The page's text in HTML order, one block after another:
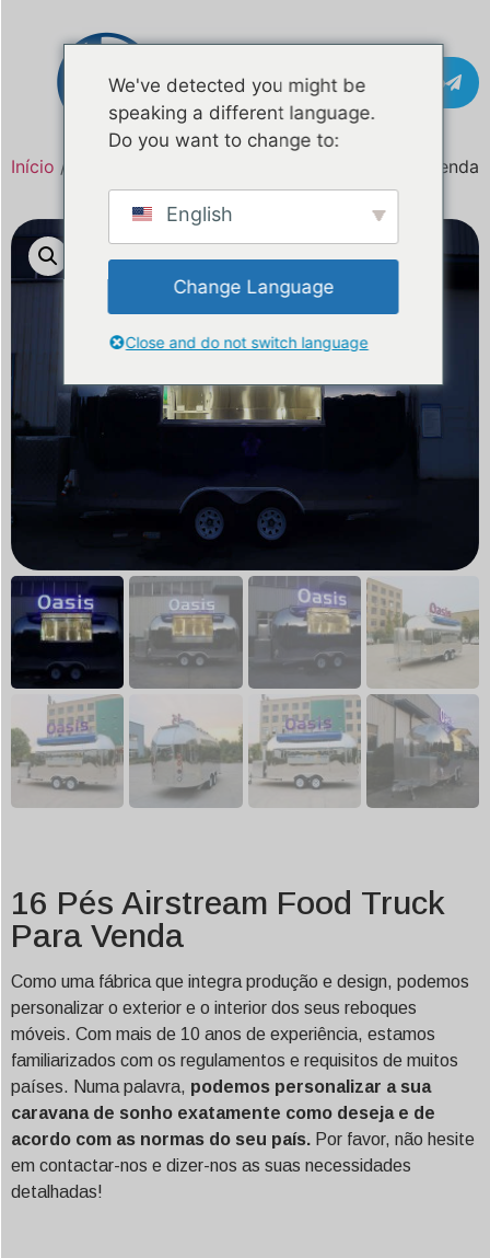
Contacto
Início / Food Truck Airstream de 16 pés à venda
16 Pés Airstream Food Truck
Para Venda
Como uma fábrica que integra produção e design, podemos
personalizar o exterior e o interior dos seus reboques
móveis. Com mais de 10 anos de experiência, estamos
familiarizados com os regulamentos e requisitos de muitos
países. Numa palavra, podemos personalizar a sua
caravana de sonho exatamente como deseja e de
acordo com as normas do seu país. Por favor, não hesite
em contactar-nos e dizer-nos as suas necessidades
detalhadas!
We've detected you might be
speaking a different language.
Do you want to change to:
English
Change Language
Close and do not switch language